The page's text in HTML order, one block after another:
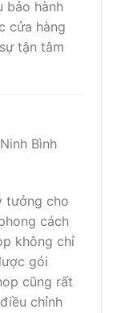
bảo hành
cửa hàng
tận tâm
Bình
tưởng cho
cách
không chỉ
gói
cũng rất
chỉnh